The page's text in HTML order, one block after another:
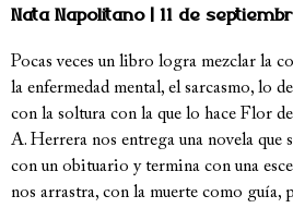
Nata Napolitano 11 de
Pocas veces un libro logra mezclar la
la enfermedad mental, el sarcasmo, lo
con la soltura con la que lo hace Flor
A. Herrera nos entrega una novela que
con un obituario y termina con una
nos arrastra, con la muerte como guía,